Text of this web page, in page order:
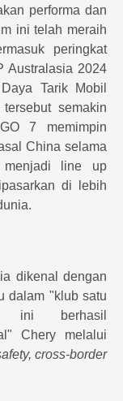
performa dan
ini telah meraih
peringkat
Australasia 2024
Tarik Mobil
semakin
7 memimpin
China selama
menjadi line up
di lebih
dikenal dengan
dalam "klub satu
ini berhasil
Chery melalui
cross-border